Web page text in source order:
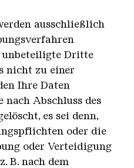
ausschließlich
unbeteiligte Dritte
nicht zu einer
Ihre Daten
nach Abschluss des
es sei denn,
oder die
oder Verteidigung
B. nach dem